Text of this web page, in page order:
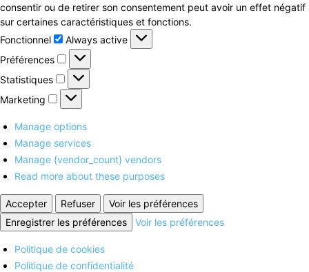
consentir ou de retirer son consentement peut avoir un effet négatif
sur certaines caractéristiques et fonctions.
Fonctionnel
Fonctionnel
Always active
Préférences
Préférences
Statistiques Statistiques
Marketing Marketing
Manage options
Manage services
Manage {vendor_count} vendors
Read more about these purposes
Accepter Refuser
Voir les préférences
Enregistrer les préférences
Voir les préférences
Politique de cookies
Politique de confidentialité